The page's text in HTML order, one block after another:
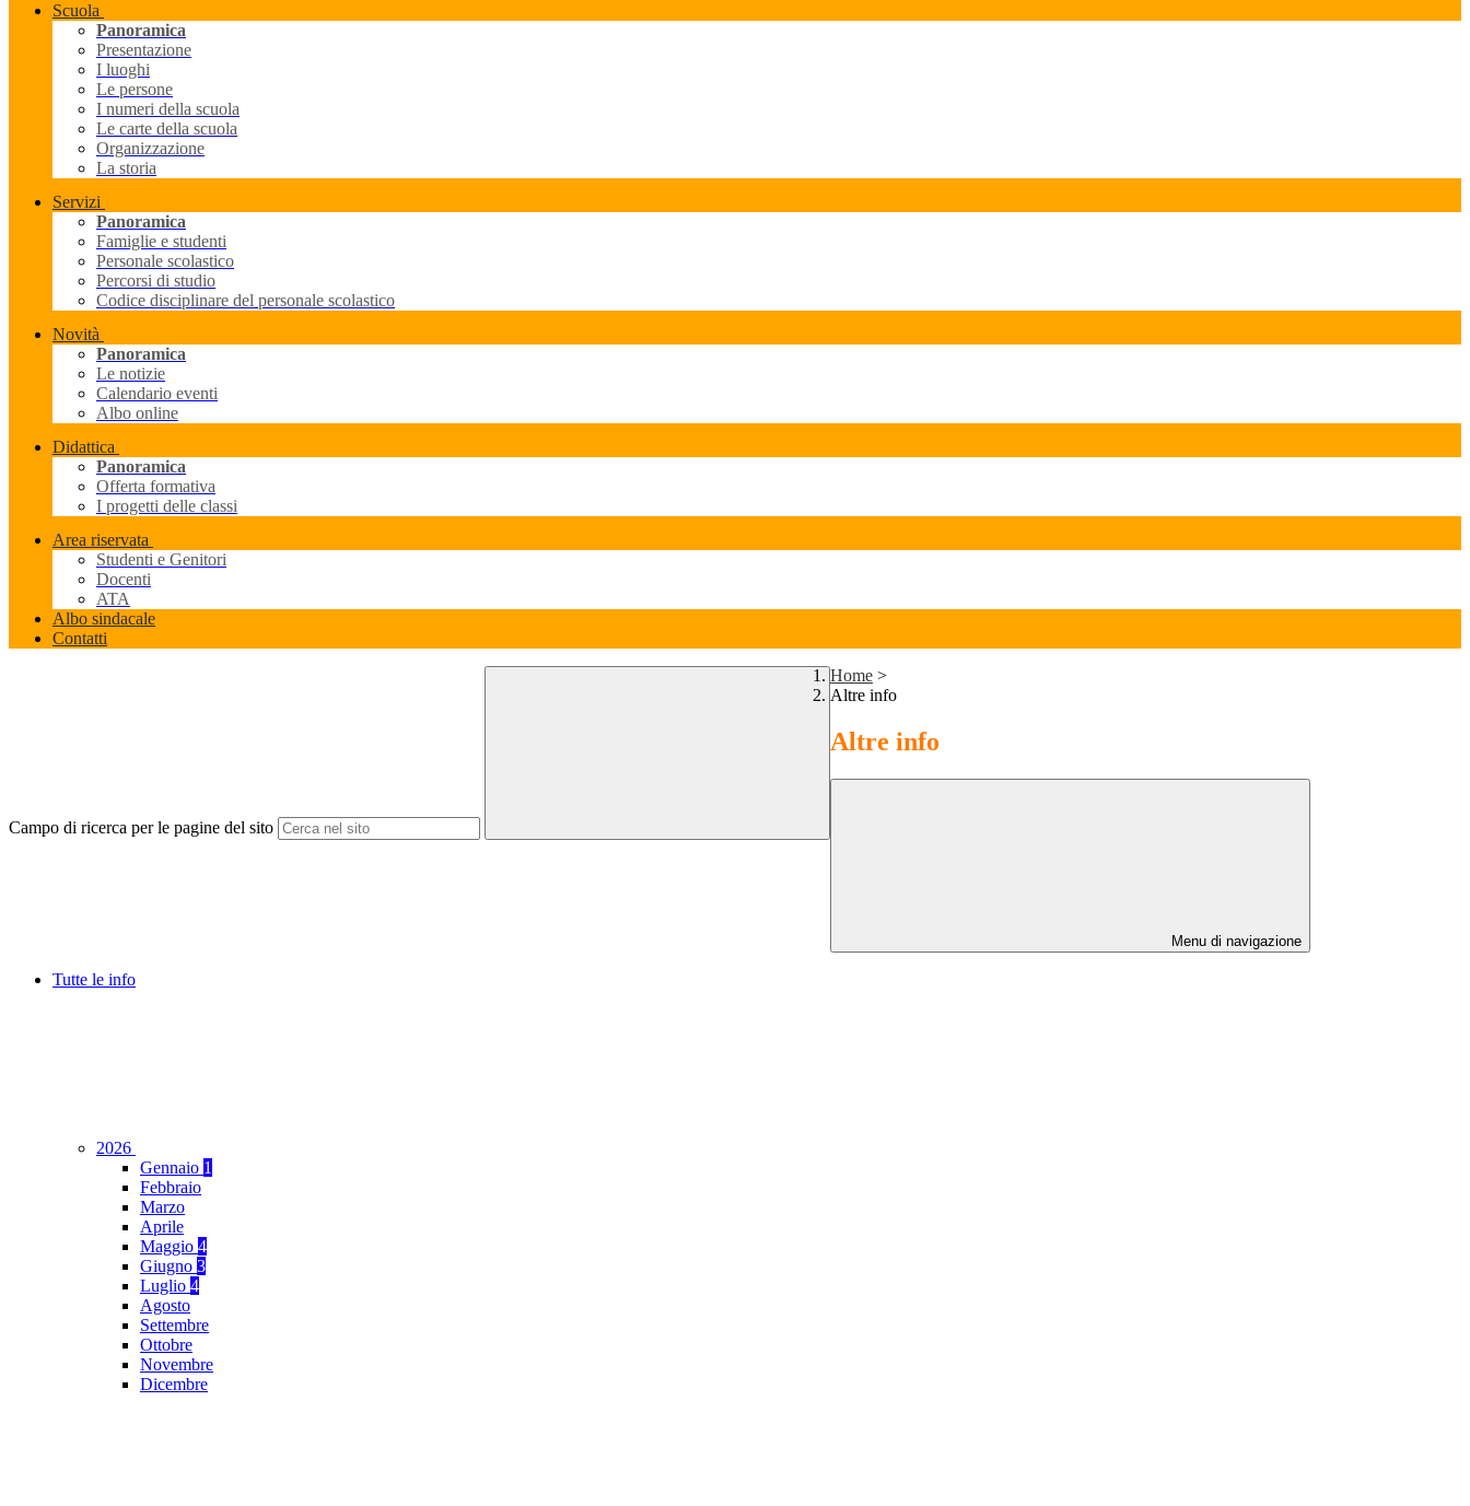
Scuola
Panoramica
Presentazione
I luoghi
Le persone
I numeri della scuola
Le carte della scuola
Organizzazione
La storia
Servizi
Panoramica
Famiglie e studenti
Personale scolastico
Percorsi di studio
Codice disciplinare del personale scolastico
Novità
Panoramica
Le notizie
Calendario eventi
Albo online
Didattica
Panoramica
Offerta formativa
I progetti delle classi
Area riservata
Studenti e Genitori
Docenti
ATA
Albo sindacale
Contatti
Campo di ricerca per le pagine del sito
Home >
Altre info
Altre info
Menu di navigazione
Tutte le info
2026
Gennaio 1
Febbraio
Marzo
Aprile
Maggio 4
Giugno 3
Luglio 4
Agosto
Settembre
Ottobre
Novembre
Dicembre